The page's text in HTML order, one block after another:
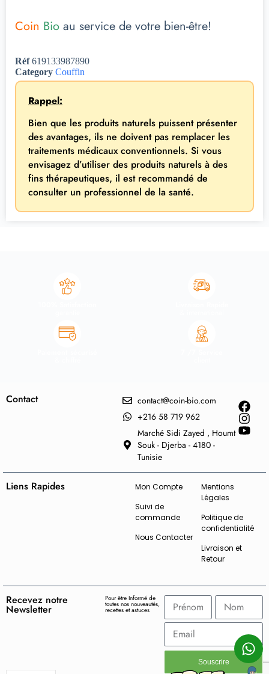
Coin Bio au service de votre bien-être!
Réf619133987890
Category Couffin
Rappel:
Bien que les produits naturels puissent présenter
des avantages, ils ne doivent pas remplacer les
traitements médicaux conventionnels. Si vous
envisagez d’utiliser des produits naturels à des
fins thérapeutiques, il est recommandé de
consulter un professionnel de la santé.
Contact
contact@coin-bio.com
+216 58 719 962
Marché Sidi Zayed , Houmt
Souk - Djerba - 4180 -
Tunisie
Liens Rapides
Mon Compte
Suivi de
commande
Nous Contacter
Mentions
Légales
Politique de
confidentialité
Livraison et
Retour
Pour être Informé de
toutes nos nouveautés,
recettes et astuces
Recevez notre
Newsletter
Souscrire